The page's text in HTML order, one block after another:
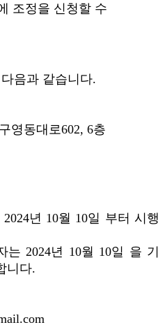
조정을 신청할 수
음과 같습니다.
영동대로602, 6층
년 10월 10일 부터 시행
는 2024년 10월 10일 을 기
니다.